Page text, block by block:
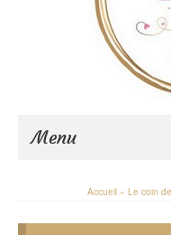
Menu
Accueil » Le coin